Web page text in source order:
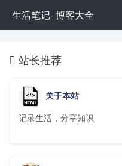
生活笔记- 博客大全
 站长推荐
关于本站
记录生活，分享知识